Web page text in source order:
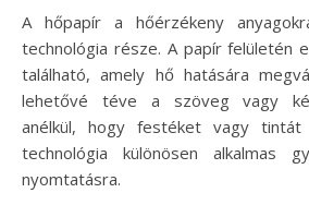
A hőpapír a hőérzékeny
technológia része. A papír felületén
található, amely hő hatására
lehetővé téve a szöveg vagy
anélkül, hogy festéket vagy tintát
technológia különösen alkalmas
nyomtatásra.